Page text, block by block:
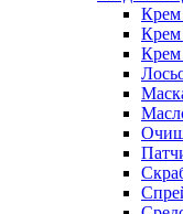
Крем
Крем
Крем